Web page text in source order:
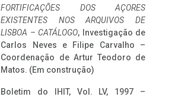
FORTIFICAÇÕES DOS AÇORES
EXISTENTES NOS ARQUIVOS DE
LISBOA – CATÁLOGO, Investigação de
Carlos Neves e Filipe Carvalho –
Coordenação de Artur Teodoro de
Matos. (Em construção)
Boletim do IHIT, Vol. LV, 1997 –